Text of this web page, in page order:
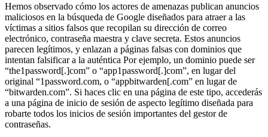
Hemos observado cómo los actores de amenazas publican anuncios
maliciosos en la búsqueda de Google diseñados para atraer a las
víctimas a sitios falsos que recopilan su dirección de correo
electrónico, contraseña maestra y clave secreta. Estos anuncios
parecen legítimos, y enlazan a páginas falsas con dominios que
intentan falsificar a la auténtica Por ejemplo, un dominio puede ser
“the1password[.]com” o “app1password[.]com”, en lugar del
original “1password.com, o “appbitwarden[.com” en lugar de
“bitwarden.com”. Si haces clic en una página de este tipo, accederás
a una página de inicio de sesión de aspecto legítimo diseñada para
robarte todos los inicios de sesión importantes del gestor de
contraseñas.